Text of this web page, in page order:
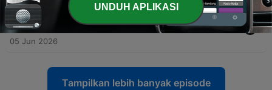
293 - ‘Wéér veroorzaakt Sjoerd Sjoerdsma
wantrouwen en achterdocht’
05 Jun 2026
Tampilkan lebih banyak episode
UNDUH APLIKASI